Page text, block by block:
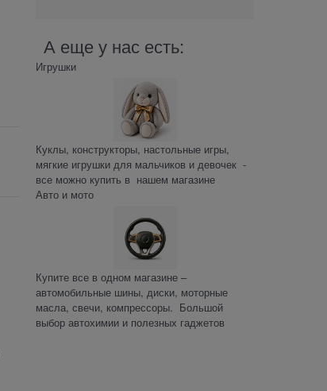
А еще у нас есть:
Игрушки
Куклы, конструкторы, настольные игры,
мягкие игрушки для мальчиков и девочек -
все можно купить в нашем магазине
Авто и мото
Купите все в одном магазине –
автомобильные шины, диски, моторные
масла, свечи, компрессоры. Большой
выбор автохимии и полезных гаджетов